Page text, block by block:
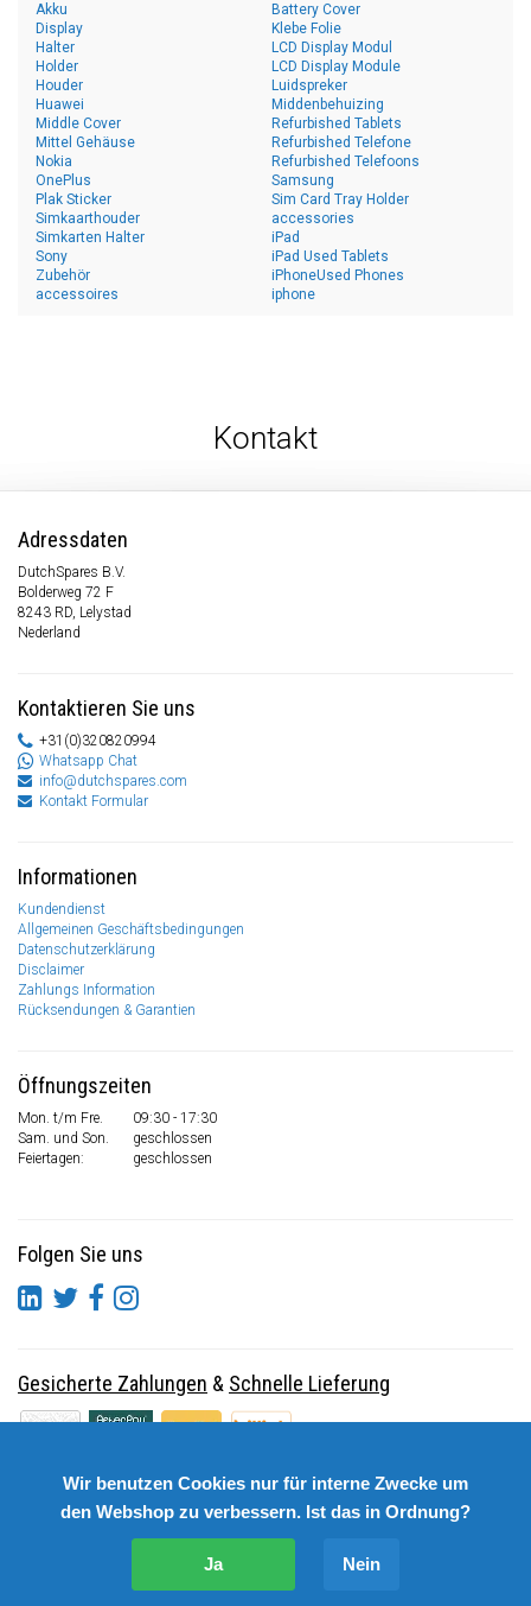
Akku
Battery Cover
Display
Halter
Holder
Houder
Huawei
Klebe Folie
LCD Display Modul
LCD Display Module
Luidspreker
Middenbehuizing
Middle Cover
Mittel Gehäuse
Nokia
OnePlus
Plak Sticker
Refurbished Tablets
Refurbished Telefone
Refurbished Telefoons
Samsung
Sim Card Tray Holder
Simkaarthouder
Simkarten Halter
Sony
Zubehör
accessoires
accessories
iPad
iPad Used Tablets
iPhoneUsed Phones
iphone
Kontakt
Adressdaten
DutchSpares B.V.
Bolderweg 72 F
8243 RD, Lelystad
Nederland
Kontaktieren Sie uns
+31(0)320820994
Whatsapp Chat
info@dutchspares.com
Kontakt Formular
Informationen
Kundendienst
Allgemeinen Geschäftsbedingungen
Datenschutzerklärung
Disclaimer
Zahlungs Information
Rücksendungen & Garantien
Öffnungszeiten
Mon. t/m Fre.
09:30 - 17:30
Sam. und Son.
geschlossen
Feiertagen:
geschlossen
Folgen Sie uns
Gesicherte Zahlungen & Schnelle Lieferung
Wir benutzen Cookies nur für interne Zwecke um
den Webshop zu verbessern. Ist das in Ordnung?
Ja Nein